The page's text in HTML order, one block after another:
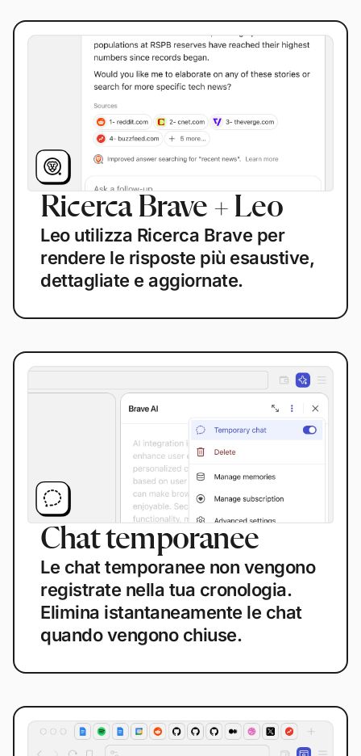
Ricerca Brave + Leo
Leo utilizza Ricerca Brave per
rendere le risposte più esaustive,
dettagliate e aggiornate.
Chat temporanee
Le chat temporanee non vengono
registrate nella tua cronologia.
Elimina istantaneamente le chat
quando vengono chiuse.